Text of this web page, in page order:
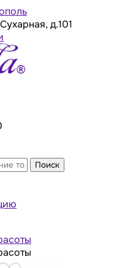
д.101
Поиск